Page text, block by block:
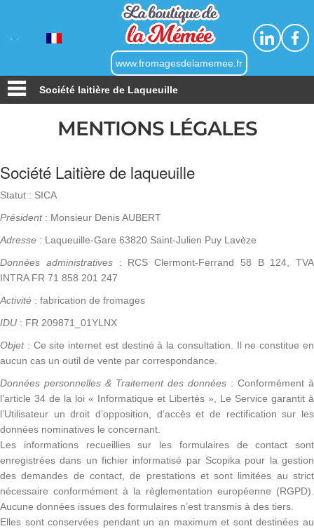
www.fromagesdelamemee.fr
Société laitière de Laqueuille
MENTIONS LÉGALES
Société Laitière de laqueuille
Statut : SICA
Président: Monsieur Denis AUBERT
Adresse : Laqueuille-Gare 63820 Saint-Julien Puy Lavèze
Données administratives: RCS Clermont-Ferrand 58 B 124, TVA
INTRA FR 71 858 201 247
Activité : fabrication de fromages
IDU : FR 209871_01YLNX
Objet: Ce site internet est destiné à la consultation. Il ne constitue en
aucun cas un outil de vente par correspondance.
Données personnelles & Traitement des données : Conformément à
l’article 34 de la loi « Informatique et Libertés », Le Service garantit à
l’Utilisateur un droit d’opposition, d’accès et de rectification sur les
données nominatives le concernant.
Les informations recueillies sur les formulaires de contact sont
enregistrées dans un fichier informatisé par Scopika pour la gestion
des demandes de contact, de prestations et sont limitées au strict
nécessaire conformément à la règlementation européenne (RGPD).
Aucune données issues des formulaires n’est transmis à des tiers.
Elles sont conservées pendant un an maximum et sont destinées au